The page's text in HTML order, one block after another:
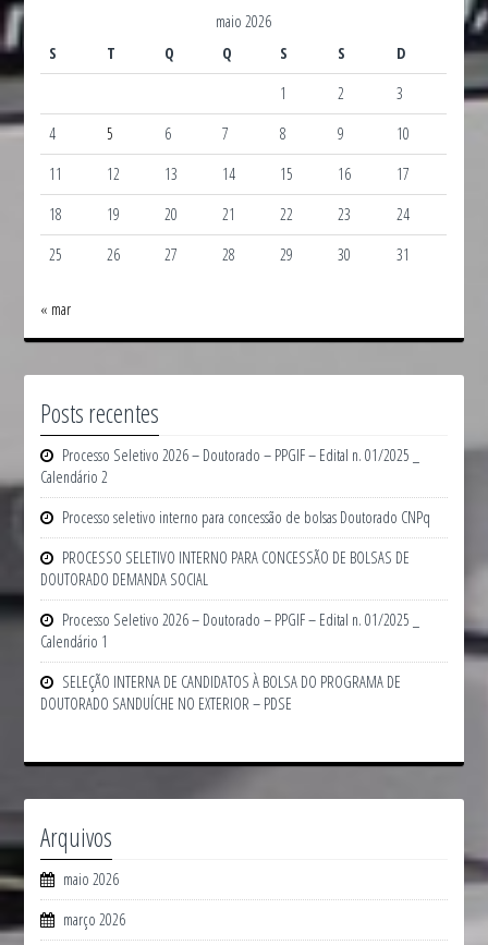
maio 2026
S
T Q Q S S
D
1
2
3
4
5 6 7 8 9
10
11
12 13 14 15 16
17
18
19 20 21 22 23
24
25
26 27 28 29 30 31
« mar
Posts recentes
Processo Seletivo 2026 – Doutorado – PPGIF – Edital n. 01/2025 _
Calendário 2
Processo seletivo interno para concessão de bolsas Doutorado CNPq
PROCESSO SELETIVO INTERNO PARA CONCESSÃO DE BOLSAS DE
DOUTORADO DEMANDA SOCIAL
Processo Seletivo 2026 – Doutorado – PPGIF – Edital n. 01/2025 _
Calendário 1
SELEÇÃO INTERNA DE CANDIDATOS À BOLSA DO PROGRAMA DE
DOUTORADO SANDUÍCHE NO EXTERIOR – PDSE
Arquivos
maio 2026
março 2026